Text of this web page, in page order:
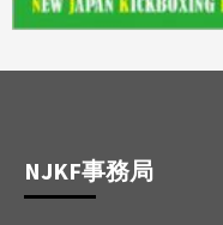
NJKF事務局